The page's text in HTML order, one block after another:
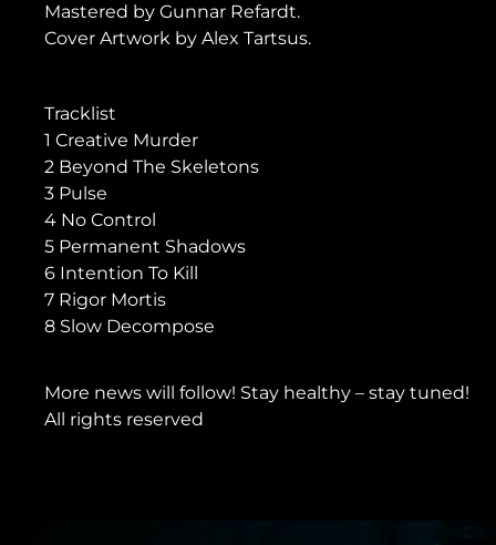
Mastered by Gunnar Refardt.
Cover Artwork by Alex Tartsus.
Tracklist
1 Creative Murder
2 Beyond The Skeletons
3 Pulse
4 No Control
5 Permanent Shadows
6 Intention To Kill
7 Rigor Mortis
8 Slow Decompose
More news will follow! Stay healthy – stay tuned!
All rights reserved